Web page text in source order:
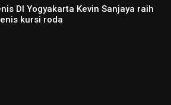
DI Yogyakarta Kevin Sanjaya raih
kursi roda